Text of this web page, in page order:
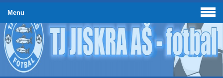
Menu